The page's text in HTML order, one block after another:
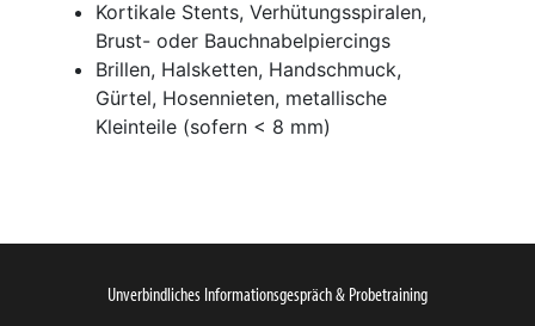
Kortikale Stents, Verhütungsspiralen,
Brust- oder Bauchnabelpiercings
Brillen, Halsketten, Handschmuck,
Gürtel, Hosennieten, metallische
Kleinteile (sofern < 8 mm)
Unverbindliches ­Informationsgespräch & Probetraining